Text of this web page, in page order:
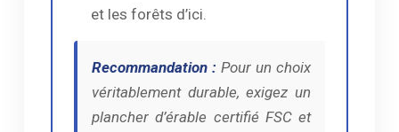
et les forêts d’ici.
Recommandation : Pour un choix
véritablement durable, exigez un
plancher d’érable certifié FSC et